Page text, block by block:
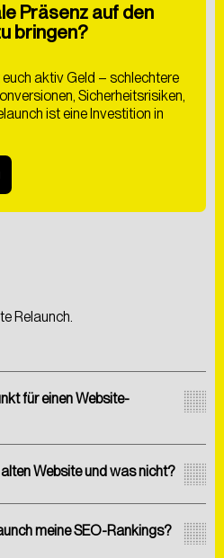
Präsenz auf den
bringen?
aktiv Geld – schlechtere
Sicherheitsrisiken,
ist eine Investition in
Relaunch.
für einen Website-
Website und was nicht?
meine SEO-Rankings?